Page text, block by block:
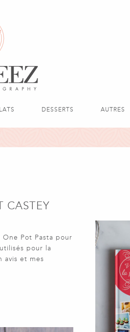
DESSERTS AUTRES
CASTEY
Pot Pasta pour
utilisés pour la
avis et mes